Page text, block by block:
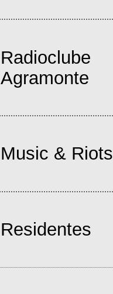
Radioclube
Agramonte
Music & Riots
Residentes